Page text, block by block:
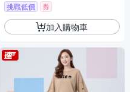
挑戰低價 券
加入購物車